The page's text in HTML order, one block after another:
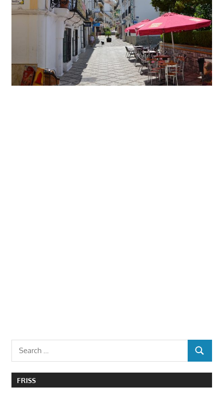
Search
SEARCH
FRISS